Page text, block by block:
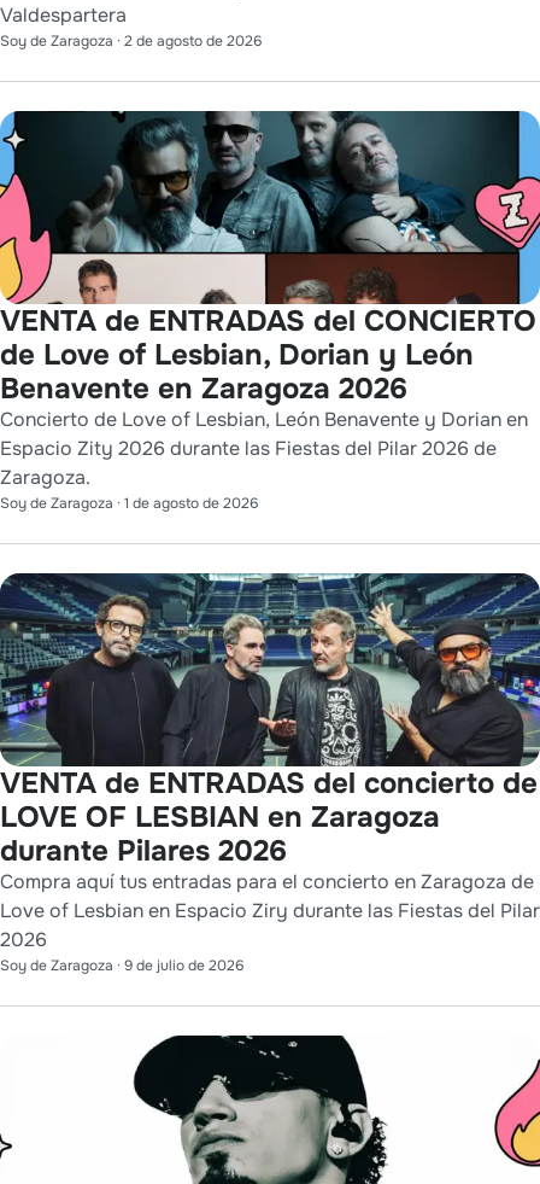
Valdespartera
Soy de Zaragoza · 2 de agosto de 2026
VENTA de ENTRADAS del CONCIERTO
de Love of Lesbian, Dorian y León
Benavente en Zaragoza 2026
Concierto de Love of Lesbian, León Benavente y Dorian en
Espacio Zity 2026 durante las Fiestas del Pilar 2026 de
Zaragoza.
Soy de Zaragoza · 1 de agosto de 2026
VENTA de ENTRADAS del concierto de
LOVE OF LESBIAN en Zaragoza
durante Pilares 2026
Compra aquí tus entradas para el concierto en Zaragoza de
Love of Lesbian en Espacio Ziry durante las Fiestas del Pilar
2026
Soy de Zaragoza · 9 de julio de 2026